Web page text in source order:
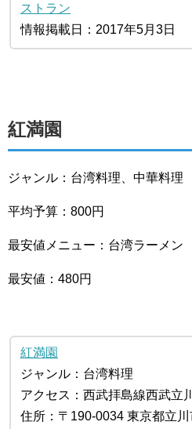
ストラン
情報掲載日：2017年5月3日
紅満園
ジャンル：台湾料理、中華料理
平均予算：800円
最安値メニュー：台湾ラーメン
最安値：480円
紅満園
ジャンル：台湾料理
アクセス：西武拝島線西武立
住所：〒190-0034 東京都立